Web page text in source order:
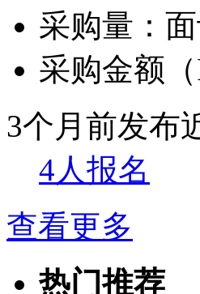
采购量：
采购金额（
3个月前发布
4人报名
查看更多
热门推荐